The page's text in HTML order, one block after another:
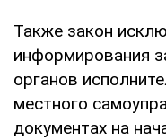
Также закон
информирования
органов
местного
документах на